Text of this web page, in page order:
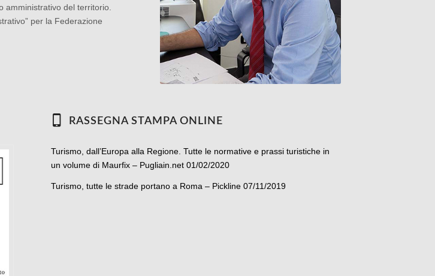
amministrativo del territorio.
per la Federazione
RASSEGNA STAMPA ONLINE
Turismo, dall’Europa alla Regione. Tutte le normative e prassi turistiche in
un volume di Maurfix – Pugliain.net 01/02/2020
Turismo, tutte le strade portano a Roma – Pickline 07/11/2019